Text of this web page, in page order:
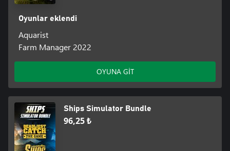
Oyunlar eklendi
Aquarist
Farm Manager 2022
OYUNA GİT
Ships Simulator Bundle
96,25 ₺